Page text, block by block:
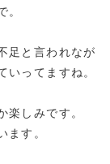
足と言われなが
ってますね。
しみです。
す。